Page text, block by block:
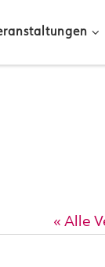
« Alle